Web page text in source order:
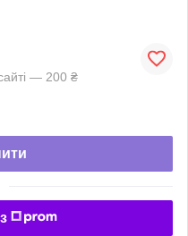
— 200 ₴